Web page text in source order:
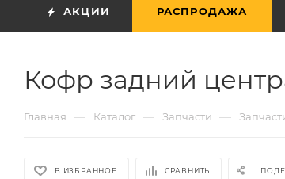
АКЦИИ РАСПРОДАЖА
Кофр задний
Главная — Каталог — Запчасти —
В ИЗБРАННОЕ СРАВНИТЬ